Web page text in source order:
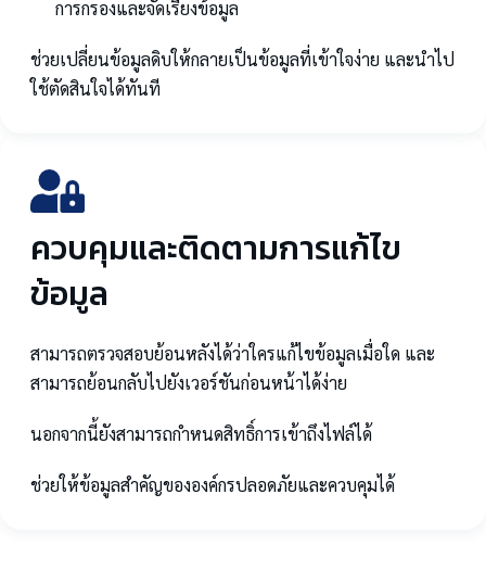
การกรองและจัดเรียงข้อมูล
ช่วยเปลี่ยนข้อมูลดิบให้กลายเป็นข้อมูลที่เข้าใจง่าย และนำไป
ใช้ตัดสินใจได้ทันที
ควบคุมและติดตามการแก้ไข
ข้อมูล
สามารถตรวจสอบย้อนหลังได้ว่าใครแก้ไขข้อมูลเมื่อใด และ
สามารถย้อนกลับไปยังเวอร์ชันก่อนหน้าได้ง่าย
นอกจากนี้ยังสามารถกำหนดสิทธิ์การเข้าถึงไฟล์ได้
ช่วยให้ข้อมูลสำคัญขององค์กรปลอดภัยและควบคุมได้